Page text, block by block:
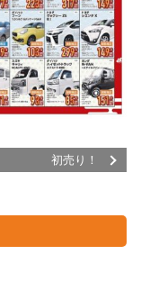
初売り！